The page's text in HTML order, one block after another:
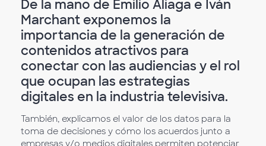
De la mano de Emilio Aliaga e Iván
Marchant exponemos la
importancia de la generación de
contenidos atractivos para
conectar con las audiencias y el rol
que ocupan las estrategias
digitales en la industria televisiva.
También, explicamos el valor de los datos para la
toma de decisiones y cómo los acuerdos junto a
empresas y/o medios digitales permiten potenciar